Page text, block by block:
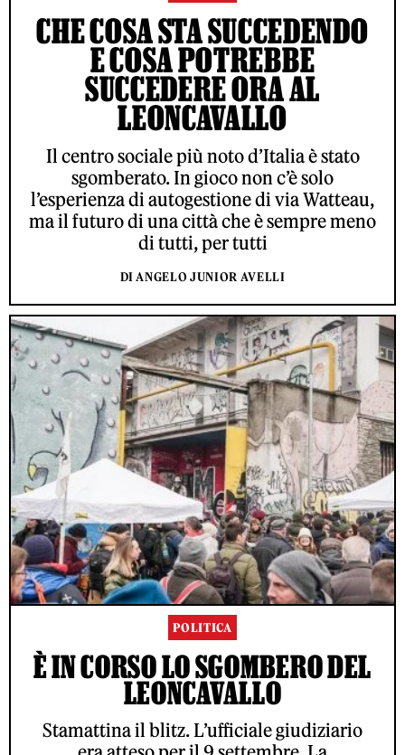
CHE COSA STA SUCCEDENDO
E COSA POTREBBE
SUCCEDERE ORA AL
LEONCAVALLO
Il centro sociale più noto d’Italia è stato
sgomberato. In gioco non c’è solo
l’esperienza di autogestione di via Watteau,
ma il futuro di una città che è sempre meno
di tutti, per tutti
DI ANGELO JUNIOR AVELLI
POLITICA
È IN CORSO LO SGOMBERO DEL
LEONCAVALLO
Stamattina il blitz. L’ufficiale giudiziario